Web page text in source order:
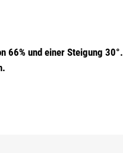
66% und einer Steigung 30°.